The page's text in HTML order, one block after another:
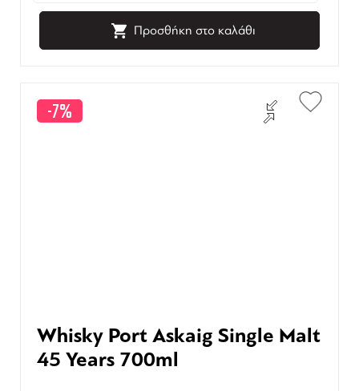
Προσθήκη στο καλάθι
-7%
Whisky Port Askaig Single Malt
45 Years 700ml